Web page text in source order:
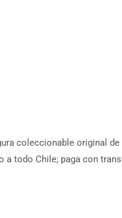
coleccionable original
a todo Chile; paga con